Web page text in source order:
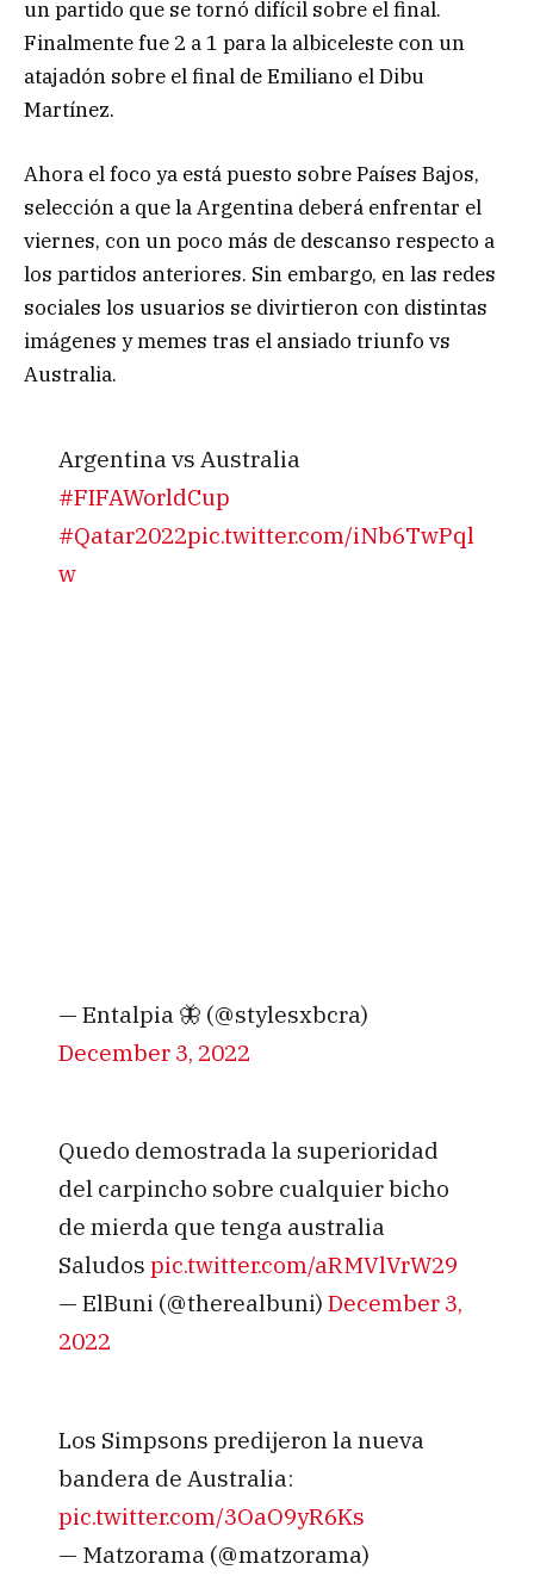
un partido que se tornó difícil sobre el final.
Finalmente fue 2 a 1 para la albiceleste con un
atajadón sobre el final de Emiliano el Dibu
Martínez.
Ahora el foco ya está puesto sobre Países Bajos,
selección a que la Argentina deberá enfrentar el
viernes, con un poco más de descanso respecto a
los partidos anteriores. Sin embargo, en las redes
sociales los usuarios se divirtieron con distintas
imágenes y memes tras el ansiado triunfo vs
Australia.
Argentina vs Australia
#FIFAWorldCup
#Qatar2022pic.twitter.com/iNb6TwPql
w
— Entalpia 🦋 (@stylesxbcra)
December 3, 2022
Quedo demostrada la superioridad
del carpincho sobre cualquier bicho
de mierda que tenga australia
Saludos pic.twitter.com/aRMVlVrW29
— ElBuni (@therealbuni) December 3,
2022
Los Simpsons predijeron la nueva
bandera de Australia:
pic.twitter.com/3OaO9yR6Ks
— Matzorama (@matzorama)